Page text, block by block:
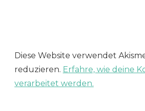
Diese Website verwendet
reduzieren. Erfahre, wie deine
verarbeitet werden.